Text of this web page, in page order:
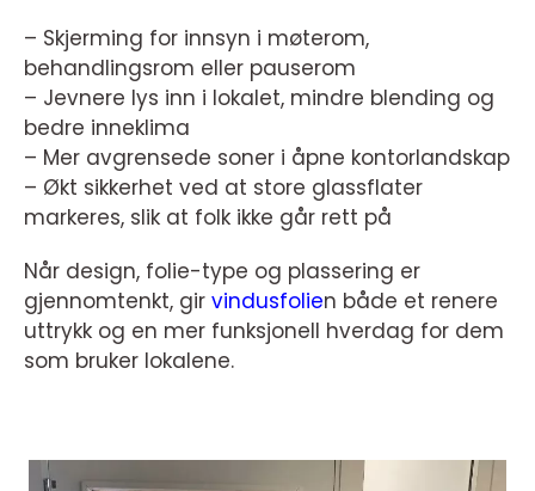
– Skjerming for innsyn i møterom,
behandlingsrom eller pauserom
– Jevnere lys inn i lokalet, mindre blending og
bedre inneklima
– Mer avgrensede soner i åpne kontorlandskap
– Økt sikkerhet ved at store glassflater
markeres, slik at folk ikke går rett på
Når design, folie-type og plassering er
gjennomtenkt, gir vindusfolien både et renere
uttrykk og en mer funksjonell hverdag for dem
som bruker lokalene.